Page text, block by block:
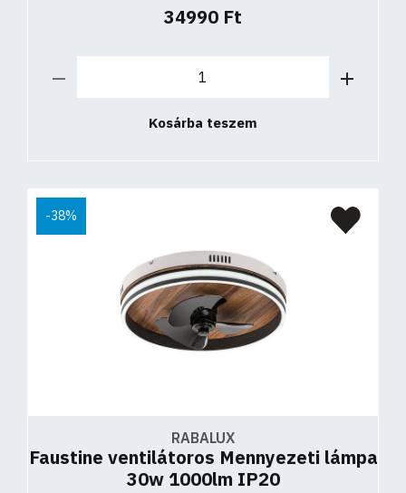
34990 Ft
Kosárba teszem
-38%
RABALUX
Faustine ventilátoros Mennyezeti lámpa
30w 1000lm IP20